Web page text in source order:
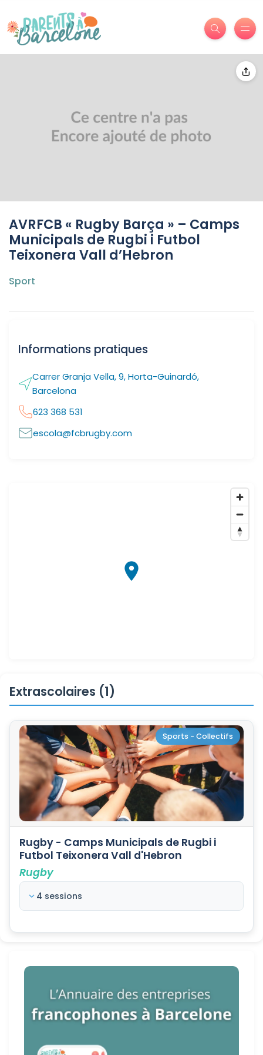
AVRFCB « Rugby Barça » – Camps
Municipals de Rugbi i Futbol
Teixonera Vall d’Hebron
Sport
Informations pratiques
Carrer Granja Vella, 9, Horta-Guinardó,
Barcelona
623 368 531
escola@fcbrugby.com
Extrascolaires (1)
Sports - Collectifs
Rugby - Camps Municipals de Rugbi i
Futbol Teixonera Vall d'Hebron
Rugby
4 sessions